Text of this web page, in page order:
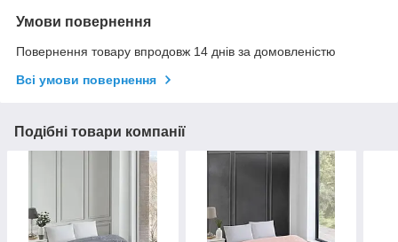
Умови повернення
Повернення товару впродовж 14 днів за домовленістю
Всі умови повернення
Подібні товари компанії